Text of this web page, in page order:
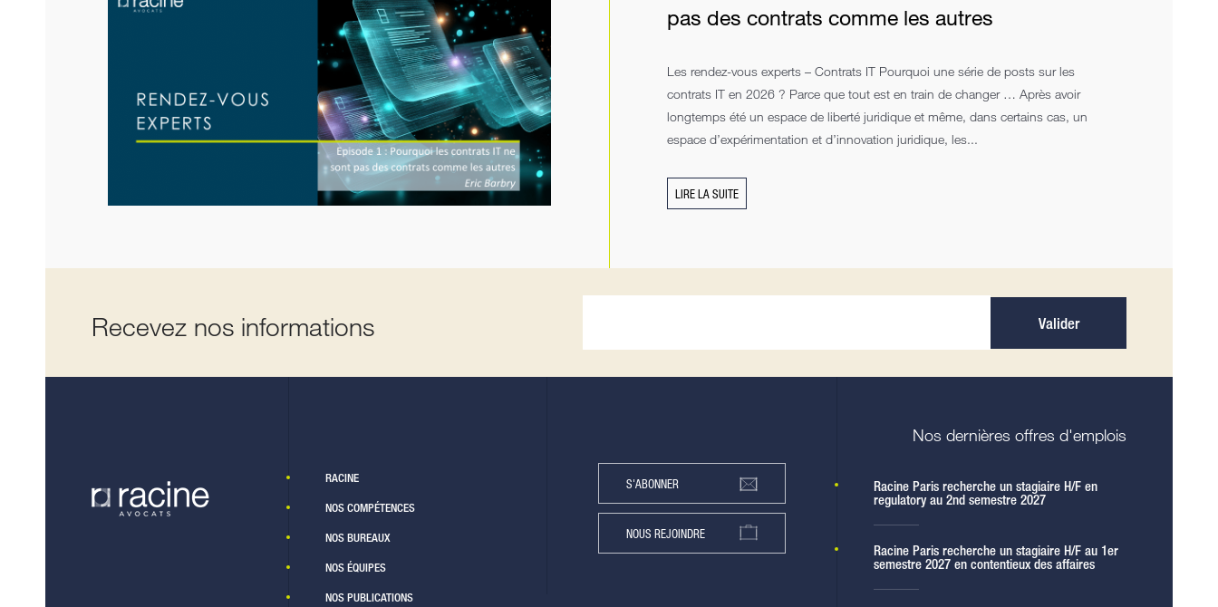
pas des contrats comme les autres
Les rendez-vous experts – Contrats IT Pourquoi une série de posts sur les
contrats IT en 2026 ? Parce que tout est en train de changer … Après avoir
longtemps été un espace de liberté juridique et même, dans certains cas, un
espace d’expérimentation et d’innovation juridique, les...
LIRE LA SUITE
Recevez nos informations Valider
RACINE
NOS COMPÉTENCES
NOS BUREAUX
NOS ÉQUIPES
NOS PUBLICATIONS
S'ABONNER
NOUS REJOINDRE
Nos dernières offres d'emplois
Racine Paris recherche un stagiaire H/F en
regulatory au 2nd semestre 2027
Racine Paris recherche un stagiaire H/F au 1er
semestre 2027 en contentieux des affaires